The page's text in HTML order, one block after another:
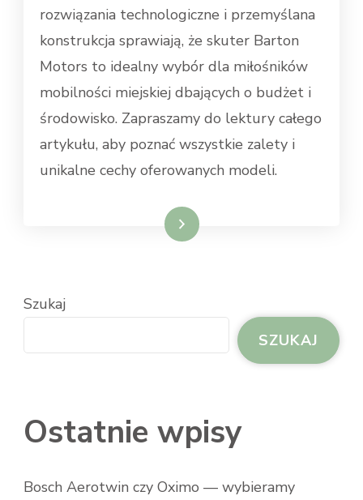
rozwiązania technologiczne i przemyślana
konstrukcja sprawiają, że skuter Barton
Motors to idealny wybór dla miłośników
mobilności miejskiej dbających o budżet i
środowisko. Zapraszamy do lektury całego
artykułu, aby poznać wszystkie zalety i
unikalne cechy oferowanych modeli.
Dowiedz się więcej
Szukaj
SZUKAJ
Ostatnie wpisy
Bosch Aerotwin czy Oximo — wybieramy